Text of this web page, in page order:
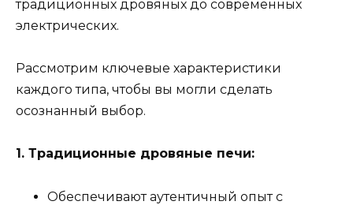
традиционных дровяных до современных
электрических.
Рассмотрим ключевые характеристики
каждого типа, чтобы вы могли сделать
осознанный выбор.
1. Традиционные дровяные печи:
Обеспечивают аутентичный опыт с